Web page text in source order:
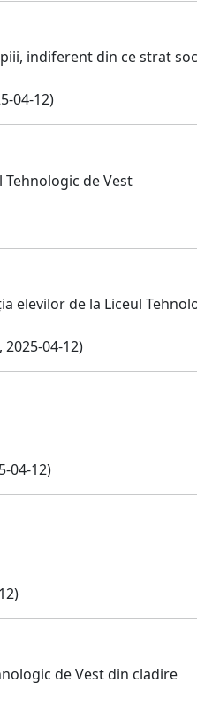
indiferent din ce strat
04-12)
de Vest
elevilor de la Liceul
04-12)
04-12)
de Vest din cladire